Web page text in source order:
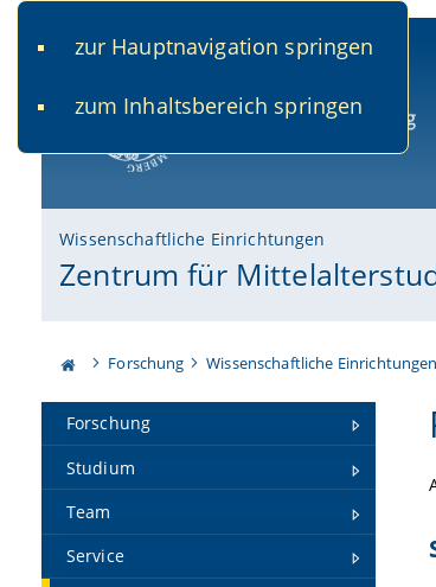
zur Hauptnavigation springen
zum Inhaltsbereich springen
Wissenschaftliche Einrichtungen
Zentrum für
Forschung Wissenschaftliche Einrichtungen
Forschung
Studium
Team
Service